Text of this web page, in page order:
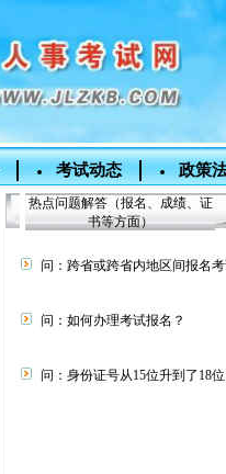
考试动态 政策
热点问题解答（报名、成绩、证
书等方面）
问：跨省或跨省内地区间报名
问：如何办理考试报名？
问：身份证号从15位升到了18